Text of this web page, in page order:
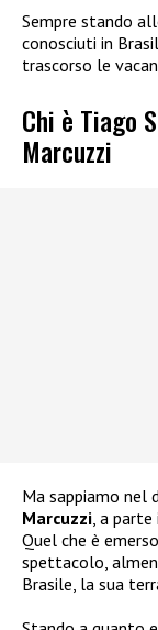
Sempre stando
conosciuti in
trascorso le
Chi è Tiago
Marcuzzi
Ma sappiamo nel
Marcuzzi, a
Quel che è
spettacolo,
Brasile, la sua